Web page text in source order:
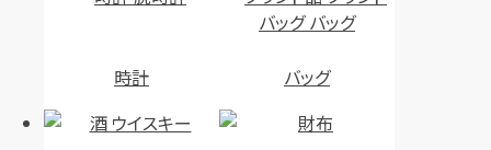
時計 バッグ